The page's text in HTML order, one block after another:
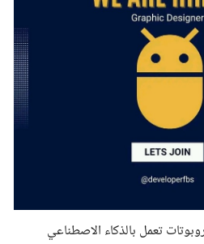
تعمل بالذكاء الاصطناعي